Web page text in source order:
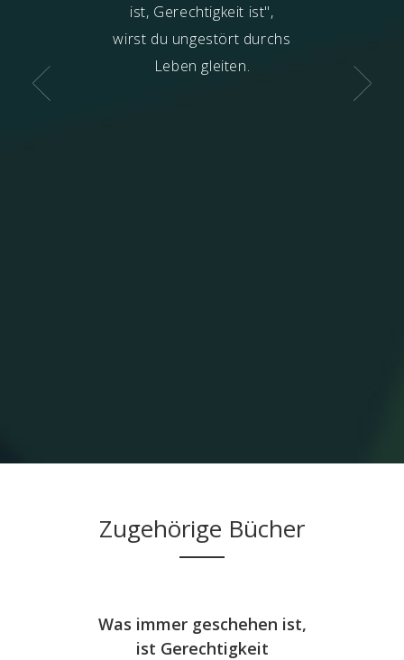
ist, Gerechtigkeit ist",
wirst du ungestört durchs
Leben gleiten.
Zugehörige Bücher
Was immer geschehen ist,
ist Gerechtigkeit